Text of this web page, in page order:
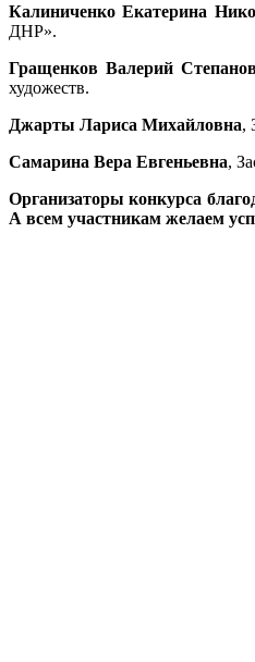
Калиниченко Екатерина
ДНР».
Гращенков Валерий
художеств.
Джарты Лариса Михайловна,
Самарина Вера Евгеньевна,
Организаторы конкурса
А всем участникам желаем